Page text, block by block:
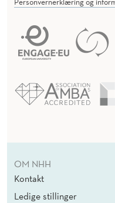
OM NHH
Kontakt
Ledige stillinger